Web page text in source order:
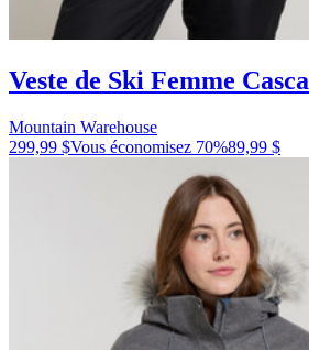
Veste de Ski Femme
Mountain Warehouse
299,99 $Vous économisez 70%89,99 $